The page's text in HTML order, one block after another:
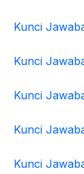
Kunci
Kunci
Kunci
Kunci
Kunci